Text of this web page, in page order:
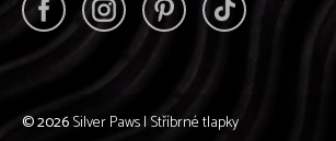
© 2026Silver Paws | Stříbrné tlapky